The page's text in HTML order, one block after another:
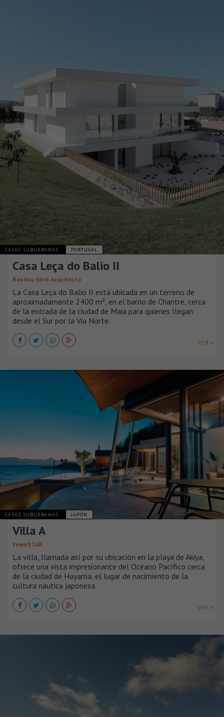
CASAS SUBURBANAS PORTUGAL
Casa Leça do Balio II
Raulino Silva Arquitecto
La Casa Leça do Balio II está ubicada en un terreno de
aproximadamente 2400 m², en el barrio de Chantre, cerca
de la entrada de la ciudad de Maia para quienes llegan
desde el Sur por la Via Norte.
VER +
CASAS SUBURBANAS JAPÓN
Villa A
teamSTAR
La villa, llamada así por su ubicación en la playa de Akiya,
ofrece una vista impresionante del Océano Pacífico cerca
de la ciudad de Hayama, el lugar de nacimiento de la
cultura náutica japonesa.
VER +